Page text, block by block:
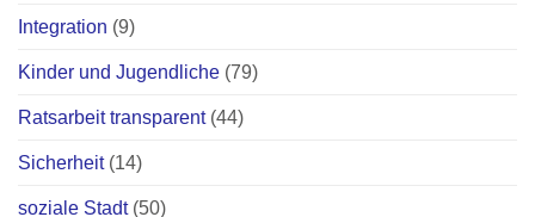
Integration (9)
Kinder und Jugendliche (79)
Ratsarbeit transparent(44)
Sicherheit(14)
soziale Stadt(50)